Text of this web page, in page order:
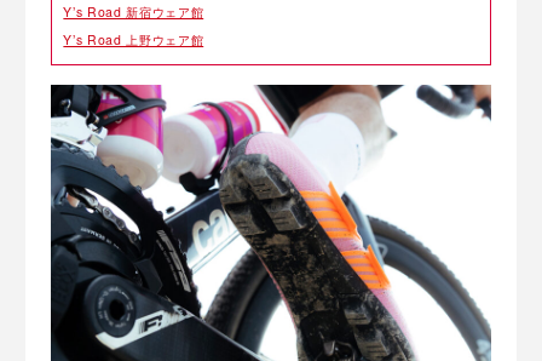
Y’s Road 新宿ウェア館
Y’s Road 上野ウェア館